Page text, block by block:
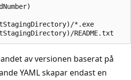
*.exe
av versionen baserat på
YAML skapar endast en